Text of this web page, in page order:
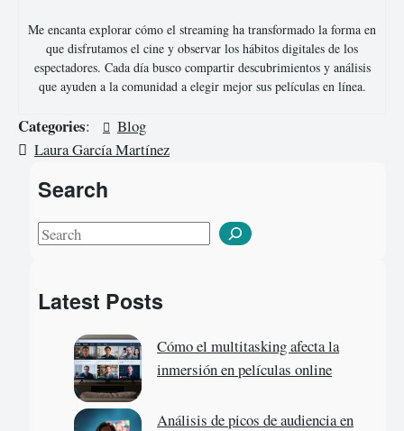
Me encanta explorar cómo el streaming ha transformado la forma en
que disfrutamos el cine y observar los hábitos digitales de los
espectadores. Cada día busco compartir descubrimientos y análisis
que ayuden a la comunidad a elegir mejor sus películas en línea.
Categories:
Blog
Laura García Martínez
Search
S
r
Latest Posts
Cómo el multitasking afecta la
inmersión en películas online
Análisis de picos de audiencia en